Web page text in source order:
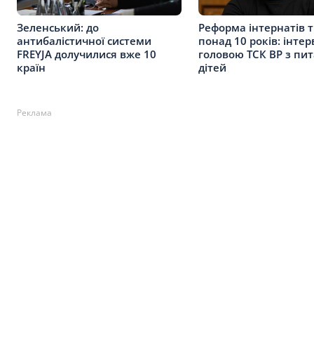
Зеленський: до
антибалістичної системи
FREYJA долучилися вже 10
країн
Реформа інтернатів
понад 10 років:
головою ТСК ВР з
дітей
Реклама